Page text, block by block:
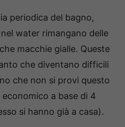
periodica del bagno,
water rimangano delle
macchie gialle. Queste
che diventano difficili
che non si provi questo
a base di 4
si hanno già a casa).